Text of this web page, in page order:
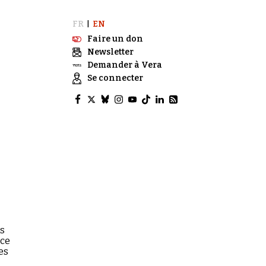
FR
EN
Faire un don
Newsletter
Demander à Vera
Se connecter